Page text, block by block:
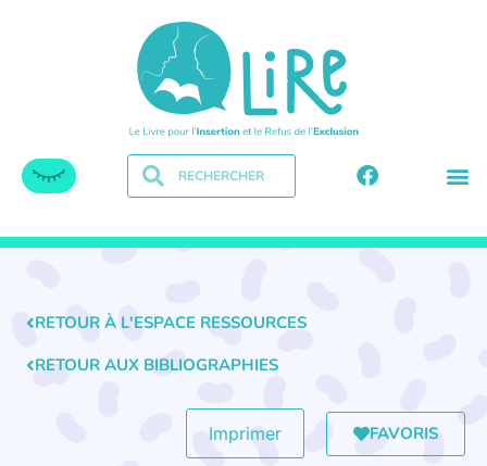
RETOUR À L'ESPACE RESSOURCES
RETOUR AUX BIBLIOGRAPHIES
Imprimer FAVORIS